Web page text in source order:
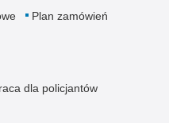
Plan zamówień
dla policjantów